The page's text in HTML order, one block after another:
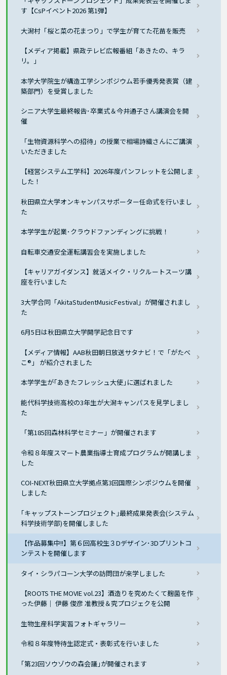
す【CsPイベント2026 第1弾】
大潟村「桜と菜の花まつり」で学生が育てた花苗を販売
【メディア掲載】県政テレビ広報番組「あきたの、キラ
リ。」
本学大学院生が構造工学シンポジウム若手優秀発表賞（建
築部門）を受賞しました
シニア大学生最終報告･卒業式＆今井通子さん講演会を開
催
「生物資源科学への招待」の授業で相場詩織さんにご講演
いただきました
【経営システム工学科】2026年度パンフレットを公開しま
した！
秋田県立大学オンキャンパスサポーター任命式を行いまし
た
本学学生が起業･クラウドファンディングに挑戦！
自転車交通安全運転講習会を実施しました
【キャリアガイダンス】就活メイク・リクルートスーツ講
座を行いました
3大学合同「AkitaStudentMusicFestival」が開催されまし
た
6月5日は秋田県立大学開学記念日です
【メディア情報】AAB秋田朝日放送サタナビ！で「がたべ
こ®」 が紹介されました
本学学生が｢あきたフレッシュ大使｣に選ばれました
能代科学技術高校の3年生が大潟キャンパスを見学しまし
た
「第185回森林科学セミナー」が開催されます
令和８年度スマート農業指導士育成プログラムが開講しま
した
COI-NEXT秋田県立大学拠点第3回国際シンポジウムを開催
しました
｢キャップストーンプロジェクト｣最終成果発表会(システム
科学技術学部)を開催しました
【作品募集中!!】第６回高校生３Dデザイン･3Dプリントコ
ンテストを開催します
タイ・シラパコーン大学の訪問団が来学しました
【ROOTS THE MOVIE vol.23】酒造りを究めたくて麹菌を作
った伊藤｜ 伊藤 俊彦 准教授＆究プロジェクを公開
生物生産科学実習フォトギャラリー
令和８年度特待生認定式・表彰式を行いました
｢第23回ソウゾウの森会議｣が開催されます